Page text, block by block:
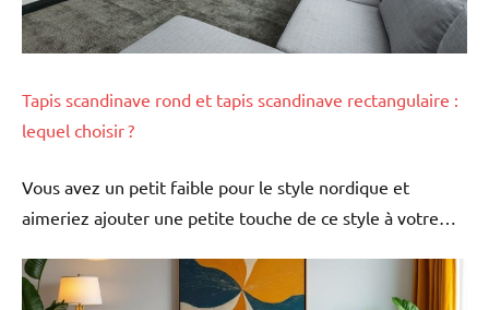
Tapis scandinave rond et tapis scandinave rectangulaire :
lequel choisir ?
Vous avez un petit faible pour le style nordique et
aimeriez ajouter une petite touche de ce style à votre…